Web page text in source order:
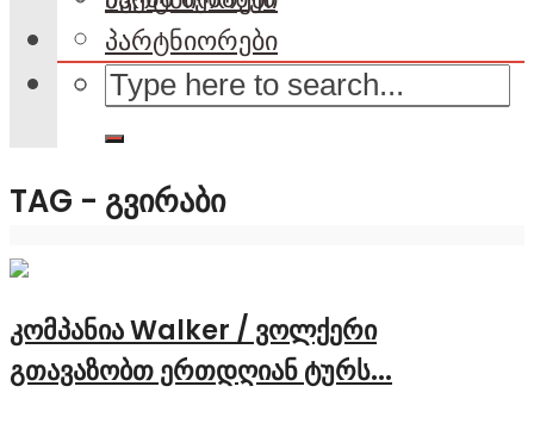
პარტნიორები
TAG - ᲒᲕᲘᲠᲐᲑᲘ
კომპანია Walker / ვოლქერი
გთავაზობთ ერთდღიან ტურს...